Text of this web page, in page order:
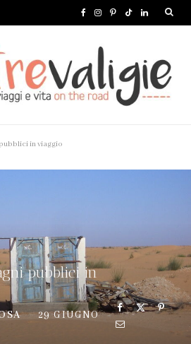
I
t
P
t
T
k
T
L
k
in viaggio
pubblici in
29 GIUGNO